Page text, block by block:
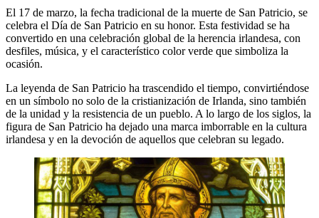
El 17 de marzo, la fecha tradicional de la muerte de San Patricio, se
celebra el Día de San Patricio en su honor. Esta festividad se ha
convertido en una celebración global de la herencia irlandesa, con
desfiles, música, y el característico color verde que simboliza la
ocasión.
La leyenda de San Patricio ha trascendido el tiempo, convirtiéndose
en un símbolo no solo de la cristianización de Irlanda, sino también
de la unidad y la resistencia de un pueblo. A lo largo de los siglos, la
figura de San Patricio ha dejado una marca imborrable en la cultura
irlandesa y en la devoción de aquellos que celebran su legado.